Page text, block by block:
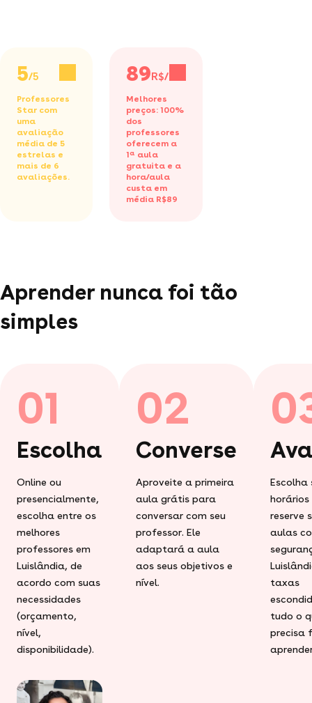
5/5
Professores
Star com
uma
avaliação
média de 5
estrelas e
mais de 6
avaliações.
89R$/h
Melhores
preços: 100%
dos
professores
oferecem a
1ª aula
gratuita e a
hora/aula
custa em
média R$89
Aprender nunca foi tão
simples
01
Escolha
Online ou
presencialmente,
escolha entre os
melhores
professores em
Luislândia, de
acordo com suas
necessidades
(orçamento,
nível,
disponibilidade).
02
Converse
Aproveite a primeira
aula grátis para
conversar com seu
professor. Ele
adaptará a aula
aos seus objetivos e
nível.
Escolha
horários
reserve
aulas
taxas
tudo o
precisa